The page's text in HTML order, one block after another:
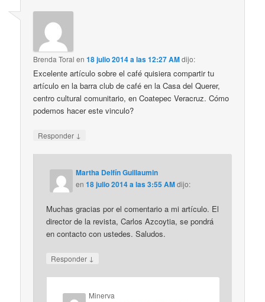
Brenda Toral en18 julio 2014 a las 12:27 AMdijo:
Excelente artículo sobre el café quisiera compartir tu
artículo en la barra club de café en la Casa del Querer,
centro cultural comunitario, en Coatepec Veracruz. Cómo
podemos hacer este vinculo?
Responder ↓
Martha Delfín Guillaumin
en18 julio 2014 a las 3:55 AMdijo:
Muchas gracias por el comentario a mi artículo. El
director de la revista, Carlos Azcoytia, se pondrá
en contacto con ustedes. Saludos.
Responder ↓
Minerva